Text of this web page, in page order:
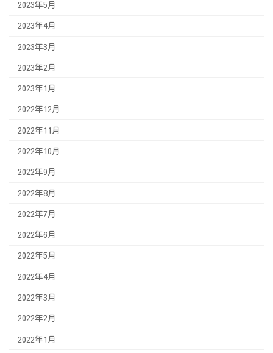
2023年5月
2023年4月
2023年3月
2023年2月
2023年1月
2022年12月
2022年11月
2022年10月
2022年9月
2022年8月
2022年7月
2022年6月
2022年5月
2022年4月
2022年3月
2022年2月
2022年1月